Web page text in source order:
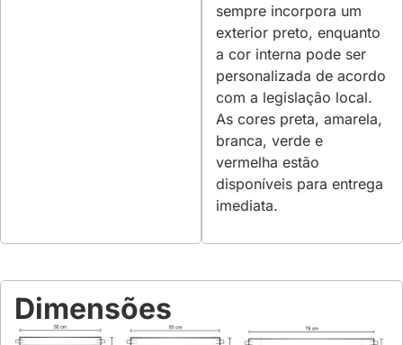
sempre incorpora um
exterior preto, enquanto
a cor interna pode ser
personalizada de acordo
com a legislação local.
As cores preta, amarela,
branca, verde e
vermelha estão
disponíveis para entrega
imediata.
Dimensões